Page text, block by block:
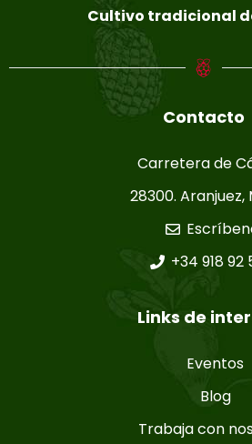
Cultivo tradicional
Contacto
Carretera de
28300. Aranjuez,
+34 918 92
Links de
Eventos
Blog
Trabaja con